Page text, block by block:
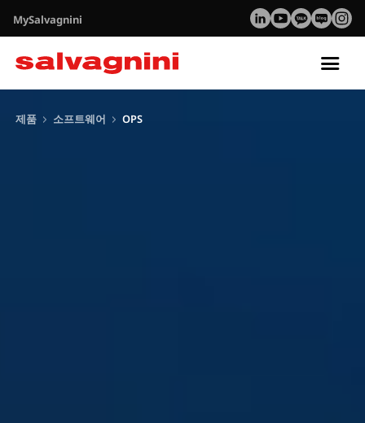
MySalvagnini
제품 소프트웨어 OPS